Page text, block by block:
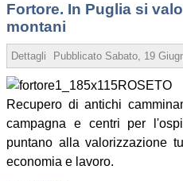
Fortore. In Puglia si
montani
Dettagli Pubblicato Sabato, 19
Recupero di antichi
campagna e centri per
puntano alla valorizzazione
economia e lavoro.